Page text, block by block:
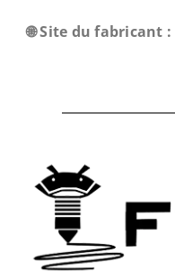
🌐 Site du fabricant :